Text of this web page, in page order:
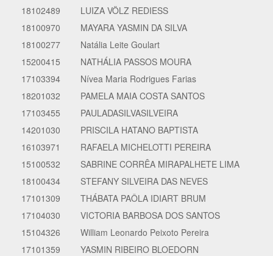
18102489
LUIZA VÖLZ REDIESS
18100970
MAYARA YASMIN DA SILVA
18100277
Natália Leite Goulart
15200415
NATHÁLIA PASSOS MOURA
17103394
Nívea Maria Rodrigues Farias
18201032
PAMELA MAIA COSTA SANTOS
17103455
PAULADASILVASILVEIRA
14201030
PRISCILA HATANO BAPTISTA
16103971
RAFAELA MICHELOTTI PEREIRA
15100532
SABRINE CORRÊA MIRAPALHETE LIMA
18100434
STEFANY SILVEIRA DAS NEVES
17101309
THÁBATA PAÔLA IDIART BRUM
17104030
VICTORIA BARBOSA DOS SANTOS
15104326
William Leonardo Peixoto Pereira
17101359
YASMIN RIBEIRO BLOEDORN